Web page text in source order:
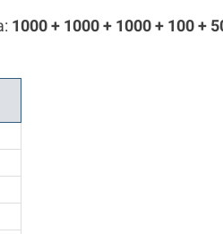
1000 + 1000 + 1000 + 100 +